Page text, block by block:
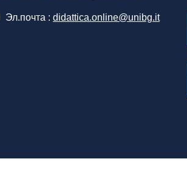
Эл.почта : didattica.online@unibg.it